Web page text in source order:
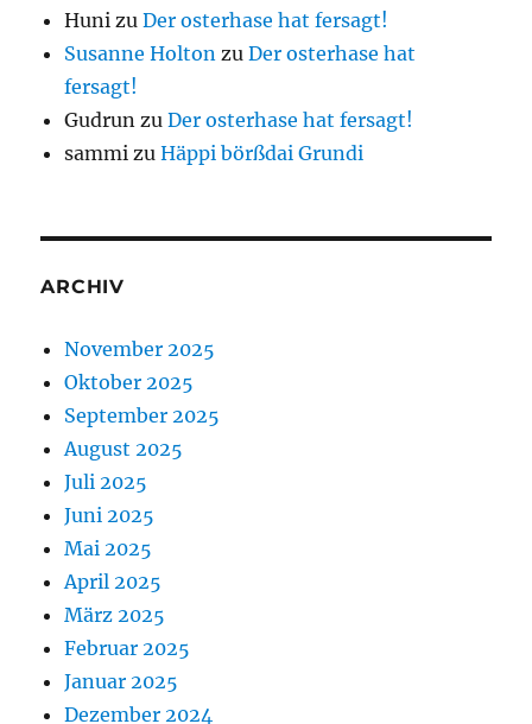
Huni zuDer osterhase hat fersagt!
Susanne Holton zuDer osterhase hat
fersagt!
Gudrun zuDer osterhase hat fersagt!
sammi zuHäppi börßdai Grundi
ARCHIV
November 2025
Oktober 2025
September 2025
August 2025
Juli 2025
Juni 2025
Mai 2025
April 2025
März 2025
Februar 2025
Januar 2025
Dezember 2024